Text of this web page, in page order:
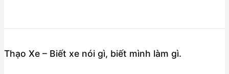
Thạo Xe – Biết xe nói gì, biết mình làm gì.